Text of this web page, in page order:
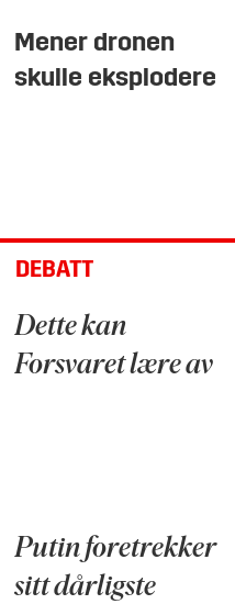
Mener dronen
skulle eksplodere
DEBATT
Dette kan
Forsvaret lære av
Putin foretrekker
sitt dårligste